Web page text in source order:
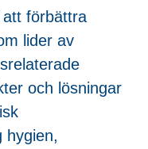
att förbättra
lider av
och lösningar
hygien,